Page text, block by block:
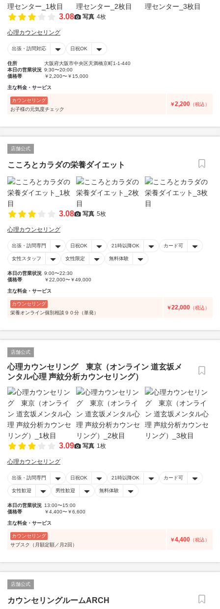
3.08 写真 4枚
心理カウンセリング
出張・訪問対応 日祝OK
住所
大阪府大阪市中央区天満橋京町1-1-440
本日の営業状況 9:30〜20:00
価格帯
￥2,200〜￥15,000
主な料金・サービス
カウンセリング
お子様の元気度チェック
￥2,200 （税込）
店舗公式
こころとカラダの栄養ダイエット
3.08 写真 5枚
心理カウンセリング
出張・訪問専門 日祝OK 21時以降OK カード可
女性スタッフ 女性限定 無料体験
本日の営業状況 9:00〜22:30
価格帯
￥22,000〜￥49,000
主な料金・サービス
カウンセリング
栄養オンライン個別相談９０分（単発）
￥22,000 （税込）
店舗公式
心理カウンセリング 東京（オンライン 道玄坂メ
ンタル心理 声紋分析カウンセリング）
3.09 写真 1枚
心理カウンセリング
出張・訪問専門 日祝OK 21時以降OK カード可
女性歓迎 男性歓迎 無料体験
本日の営業状況 13:00〜15:00
価格帯
￥4,400〜￥6,600
主な料金・サービス
カウンセリング
サブスク（月額定額／月2回）
￥4,400 （税込）
店舗公式
カウンセリングルームARCH